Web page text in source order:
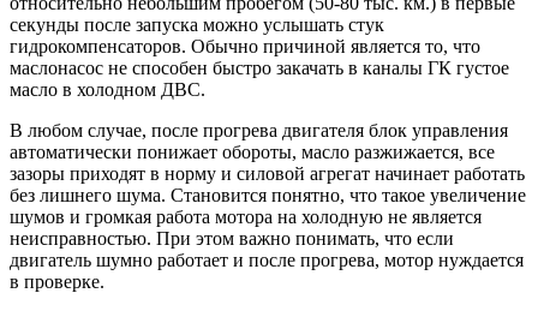
секунды после запуска можно услышать стук
гидрокомпенсаторов. Обычно причиной является то, что
маслонасос не способен быстро закачать в каналы ГК густое
масло в холодном ДВС.
В любом случае, после прогрева двигателя блок управления
автоматически понижает обороты, масло разжижается, все
зазоры приходят в норму и силовой агрегат начинает работать
без лишнего шума. Становится понятно, что такое увеличение
шумов и громкая работа мотора на холодную не является
неисправностью. При этом важно понимать, что если
двигатель шумно работает и после прогрева, мотор нуждается
в проверке.